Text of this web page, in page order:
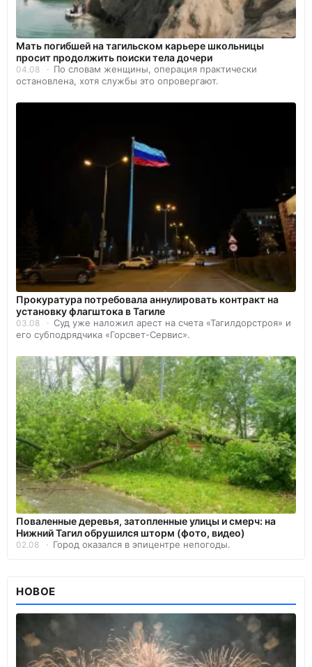
Мать погибшей на тагильском карьере школьницы
просит продолжить поиски тела дочери
04.08
По словам женщины, операция практически
остановлена, хотя службы это опровергают.
Прокуратура потребовала аннулировать контракт на
установку флагштока в Тагиле
03.08
Суд уже наложил арест на счета «Тагилдорстроя» и
его субподрядчика «Горсвет-Сервис».
Поваленные деревья, затопленные улицы и смерч: на
Нижний Тагил обрушился шторм (фото, видео)
02.08 Город оказался в эпицентре непогоды.
НОВОЕ